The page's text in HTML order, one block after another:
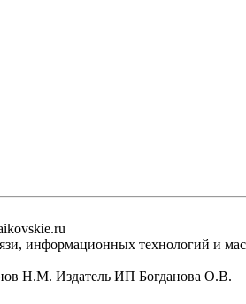
информационных технологий и
Н.М. Издатель ИП Богданова О.В.